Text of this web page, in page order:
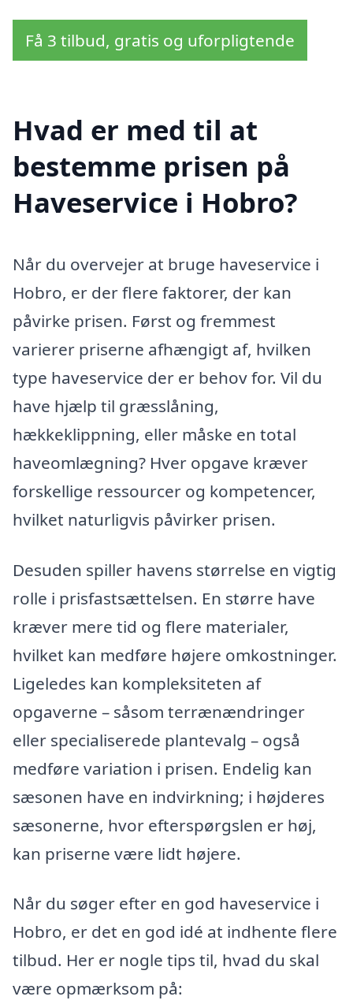
Få 3 tilbud, gratis og uforpligtende
Hvad er med til at
bestemme prisen på
Haveservice i Hobro?
Når du overvejer at bruge haveservice i
Hobro, er der flere faktorer, der kan
påvirke prisen. Først og fremmest
varierer priserne afhængigt af, hvilken
type haveservice der er behov for. Vil du
have hjælp til græsslåning,
hækkeklippning, eller måske en total
haveomlægning? Hver opgave kræver
forskellige ressourcer og kompetencer,
hvilket naturligvis påvirker prisen.
Desuden spiller havens størrelse en vigtig
rolle i prisfastsættelsen. En større have
kræver mere tid og flere materialer,
hvilket kan medføre højere omkostninger.
Ligeledes kan kompleksiteten af
opgaverne – såsom terrænændringer
eller specialiserede plantevalg – også
medføre variation i prisen. Endelig kan
sæsonen have en indvirkning; i højderes
sæsonerne, hvor efterspørgslen er høj,
kan priserne være lidt højere.
Når du søger efter en god haveservice i
Hobro, er det en god idé at indhente flere
tilbud. Her er nogle tips til, hvad du skal
være opmærksom på: